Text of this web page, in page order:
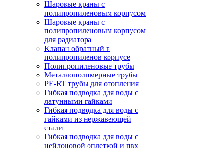
Шаровые краны с
полипропиленовым корпусом
Шаровые краны с
полипропиленовым корпусом
для радиатора
Клапан обратный в
полипропиленов корпусе
Полипропиленовые трубы
Металлополимерные трубы
PE-RT трубы для отопления
Гибкая подводка для воды с
латунными гайками
Гибкая подводка для воды с
гайками из нержавеющей
стали
Гибкая подводка для воды с
нейлоновой оплеткой и пвх